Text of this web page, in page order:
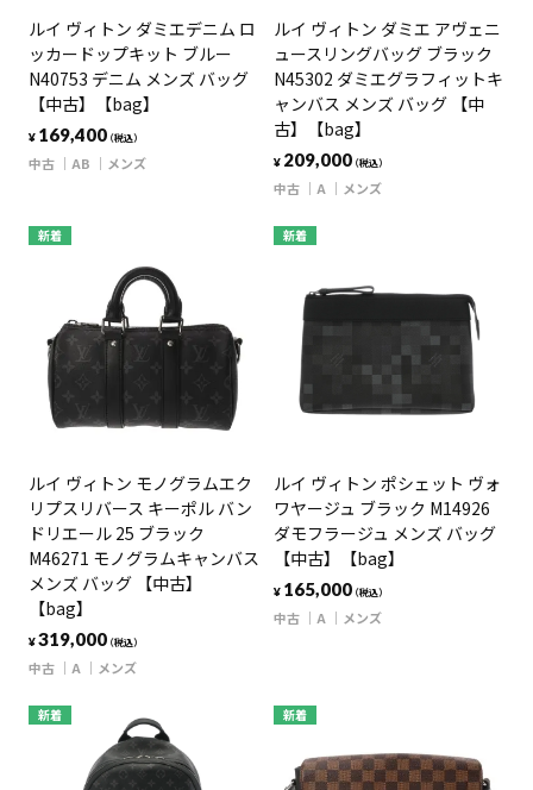
ルイ ヴィトン ダミエデニム ロ
ッカードップキット ブルー
N40753 デニム メンズ バッグ
【中古】【bag】
¥ 169,400（税込）
中古 AB メンズ
ルイ ヴィトン ダミエ アヴェニ
ュースリングバッグ ブラック
N45302 ダミエグラフィットキ
ャンバス メンズ バッグ 【中
古】【bag】
¥ 209,000（税込）
中古 A メンズ
新着
ルイ ヴィトン モノグラムエク
リプスリバース キーポル バン
ドリエール 25 ブラック
M46271 モノグラムキャンバス
メンズ バッグ 【中古】
【bag】
¥319,000（税込）
中古 A メンズ
新着
ルイ ヴィトン ポシェット ヴォ
ワヤージュ ブラック M14926
ダモフラージュ メンズ バッグ
【中古】【bag】
¥ 165,000（税込）
中古 A メンズ
新着 新着